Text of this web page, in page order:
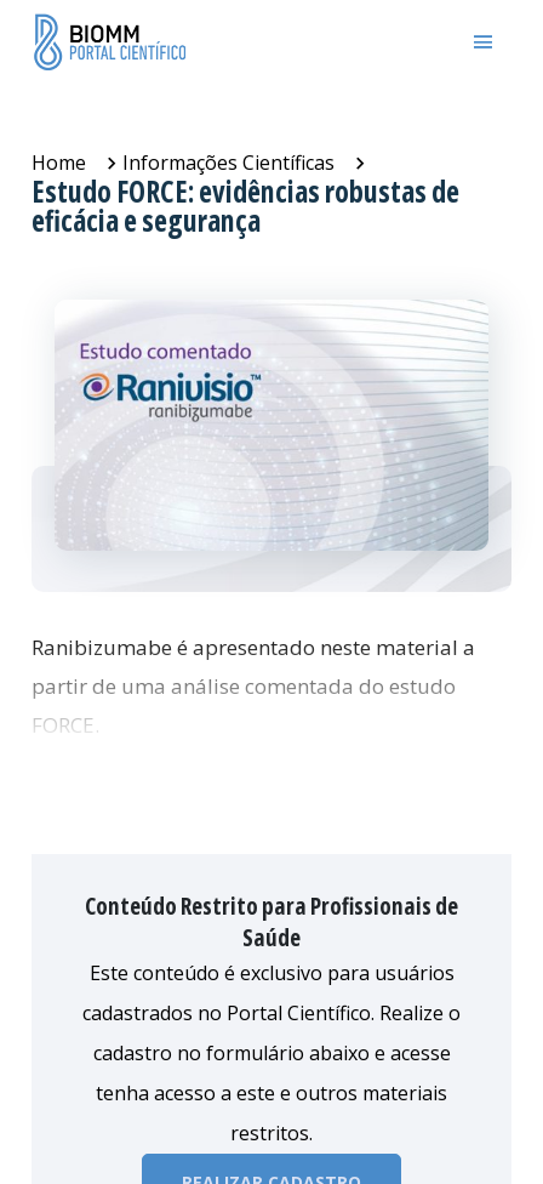
Home Informações Científicas
Estudo FORCE: evidências robustas de
eficácia e segurança
Ranibizumabe é apresentado neste material a
partir de uma análise comentada do estudo
FORCE.
Conteúdo Restrito para Profissionais de
Saúde
Este conteúdo é exclusivo para usuários
cadastrados no Portal Científico. Realize o
cadastro no formulário abaixo e acesse
tenha acesso a este e outros materiais
restritos.